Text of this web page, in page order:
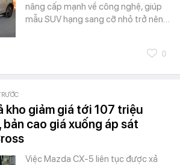
nâng cấp mạnh về công nghệ, giúp
mẫu SUV hạng sang cỡ nhỏ trở nên…
0
kho giảm giá tới 107 triệu
cao giá xuống áp sát
Việc Mazda CX-5 liên tục được xả